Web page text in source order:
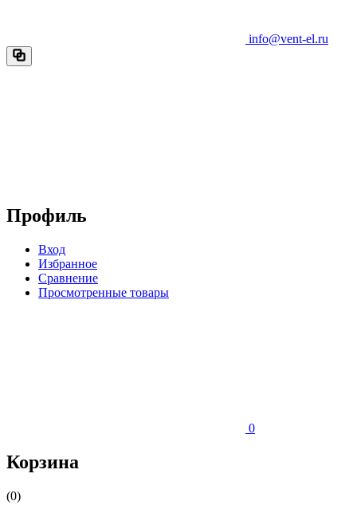
info@vent-el.ru
Профиль
Вход
Избранное
Сравнение
Просмотренные товары
0
Корзина
(0)